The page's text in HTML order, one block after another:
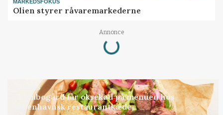
MARKEDSFOKUS
Olien styrer råvaremarkederne
Annonce
Loading...
BUSINESS
Grambogård får oksekød på menuen hos
københavnsk restaurantkæde